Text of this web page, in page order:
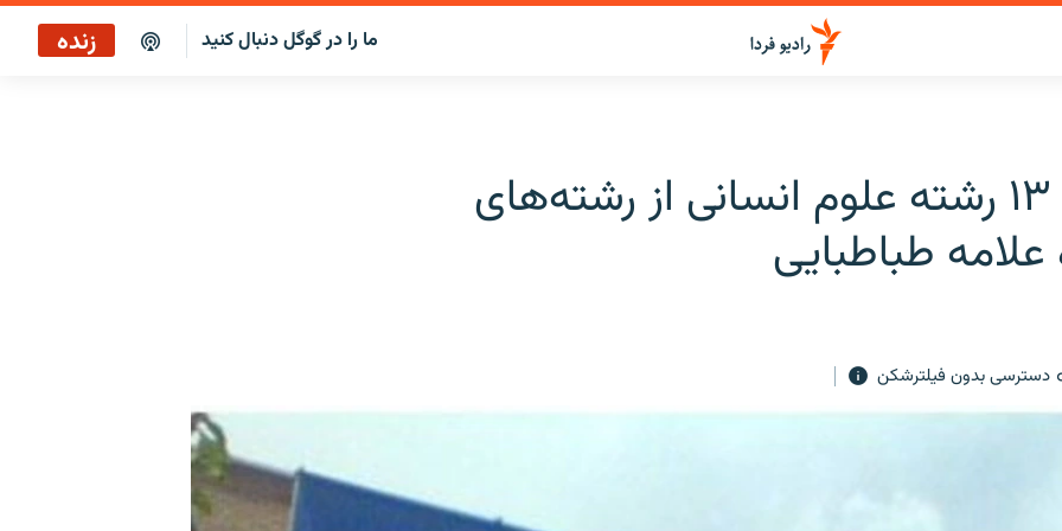
ما را در گوگل دنبال کنید زنده
«حذف» ۱۳ رشته علوم انسانی از رشته‌های
علامه طباطبایی
دسترسی بدون فیلترشکن